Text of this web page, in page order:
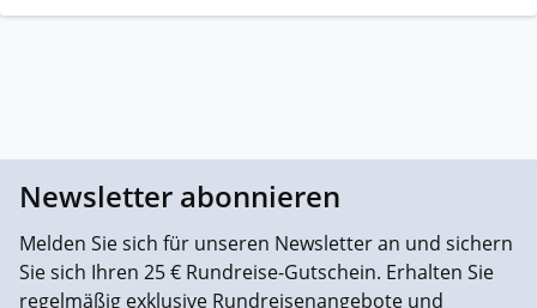
Newsletter abonnieren
Melden Sie sich für unseren Newsletter an und sichern
Sie sich Ihren 25 € Rundreise-Gutschein. Erhalten Sie
regelmäßig exklusive Rundreisenangebote und